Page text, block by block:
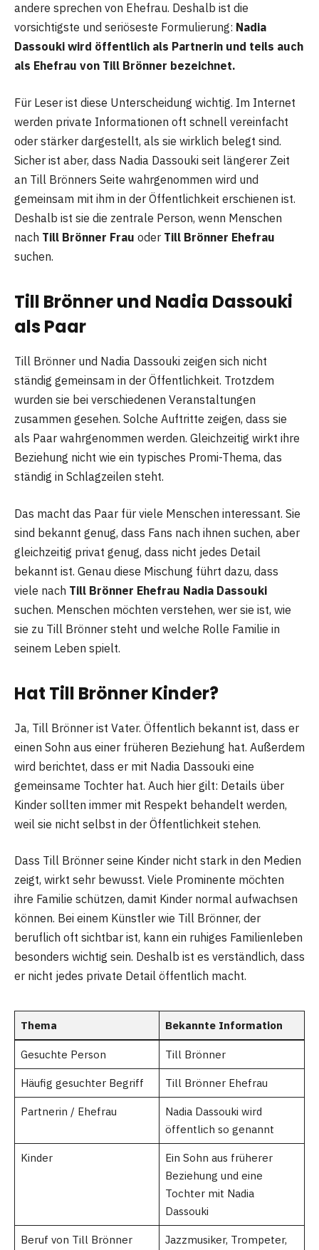
andere sprechen von Ehefrau. Deshalb ist die
vorsichtigste und seriöseste Formulierung: Nadia
Dassouki wird öffentlich als Partnerin und teils auch
als Ehefrau von Till Brönner bezeichnet.
Für Leser ist diese Unterscheidung wichtig. Im Internet
werden private Informationen oft schnell vereinfacht
oder stärker dargestellt, als sie wirklich belegt sind.
Sicher ist aber, dass Nadia Dassouki seit längerer Zeit
an Till Brönners Seite wahrgenommen wird und
gemeinsam mit ihm in der Öffentlichkeit erschienen ist.
Deshalb ist sie die zentrale Person, wenn Menschen
nach Till Brönner Frau oder Till Brönner Ehefrau
suchen.
Till Brönner und Nadia Dassouki
als Paar
Till Brönner und Nadia Dassouki zeigen sich nicht
ständig gemeinsam in der Öffentlichkeit. Trotzdem
wurden sie bei verschiedenen Veranstaltungen
zusammen gesehen. Solche Auftritte zeigen, dass sie
als Paar wahrgenommen werden. Gleichzeitig wirkt ihre
Beziehung nicht wie ein typisches Promi-Thema, das
ständig in Schlagzeilen steht.
Das macht das Paar für viele Menschen interessant. Sie
sind bekannt genug, dass Fans nach ihnen suchen, aber
gleichzeitig privat genug, dass nicht jedes Detail
bekannt ist. Genau diese Mischung führt dazu, dass
viele nach Till Brönner Ehefrau Nadia Dassouki
suchen. Menschen möchten verstehen, wer sie ist, wie
sie zu Till Brönner steht und welche Rolle Familie in
seinem Leben spielt.
Hat Till Brönner Kinder?
Ja, Till Brönner ist Vater. Öffentlich bekannt ist, dass er
einen Sohn aus einer früheren Beziehung hat. Außerdem
wird berichtet, dass er mit Nadia Dassouki eine
gemeinsame Tochter hat. Auch hier gilt: Details über
Kinder sollten immer mit Respekt behandelt werden,
weil sie nicht selbst in der Öffentlichkeit stehen.
Dass Till Brönner seine Kinder nicht stark in den Medien
zeigt, wirkt sehr bewusst. Viele Prominente möchten
ihre Familie schützen, damit Kinder normal aufwachsen
können. Bei einem Künstler wie Till Brönner, der
beruflich oft sichtbar ist, kann ein ruhiges Familienleben
besonders wichtig sein. Deshalb ist es verständlich, dass
er nicht jedes private Detail öffentlich macht.
Thema Bekannte Information
Gesuchte Person Till Brönner
Häufig gesuchter Begriff Till Brönner Ehefrau
Partnerin / Ehefrau
Nadia Dassouki wird
öffentlich so genannt
Kinder
Ein Sohn aus früherer
Beziehung und eine
Tochter mit Nadia
Dassouki
Beruf von Till Brönner
Jazzmusiker, Trompeter,